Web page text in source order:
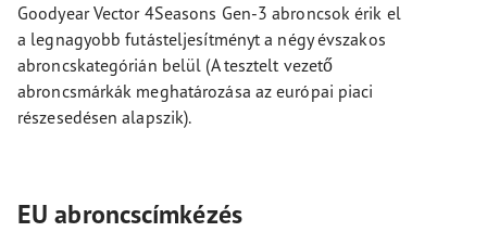
Goodyear Vector 4Seasons Gen-3 abroncsok érik el
a legnagyobb futásteljesítményt a négy évszakos
abroncskategórián belül (A tesztelt vezető
abroncsmárkák meghatározása az európai piaci
részesedésen alapszik).
EU abroncscímkézés